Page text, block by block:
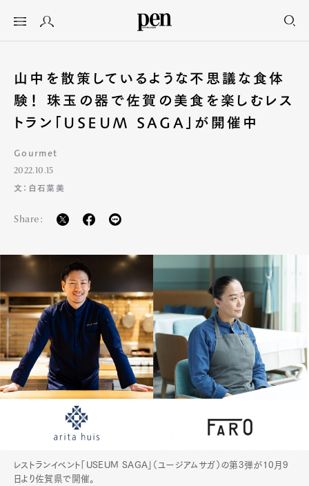
山中を散策しているような不思議な食体
験！ 珠玉の器で佐賀の美食を楽しむレス
トラン「USEUM SAGA」が開催中
Gourmet
2022.10.15
文：白石菜美
Share:
レストランイベント「USEUM SAGA」（ユージアムサガ）の第3弾が10月9
日より佐賀県で開催。